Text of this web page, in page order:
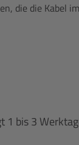
die die Kabel
1 bis 3